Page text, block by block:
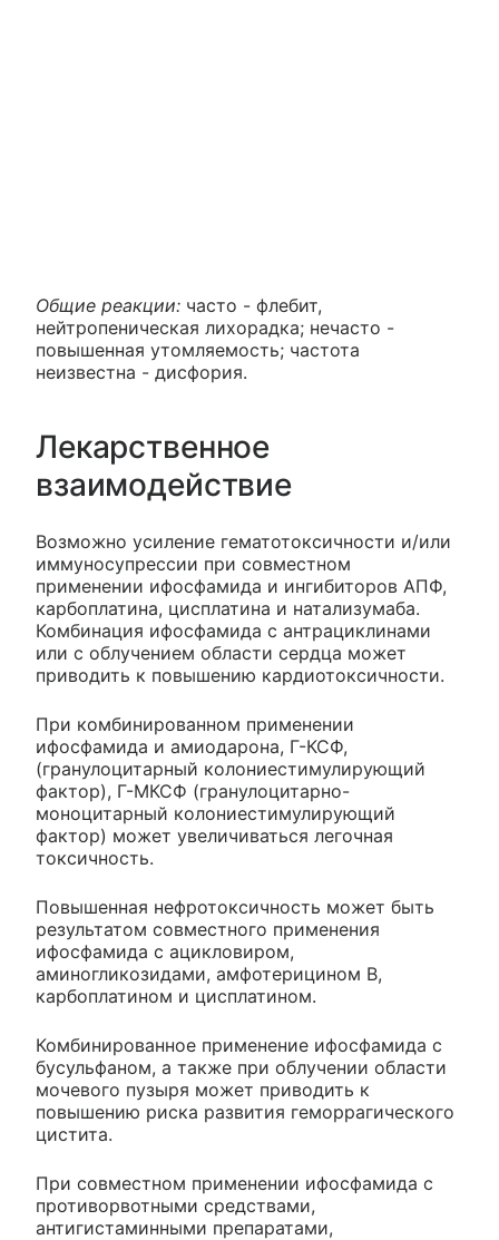
Общие реакции: часто - флебит,
нейтропеническая лихорадка; нечасто -
повышенная утомляемость; частота
неизвестна - дисфория.
Лекарственное
взаимодействие
Возможно усиление гематотоксичности и/или
иммуносупрессии при совместном
применении ифосфамида и ингибиторов АПФ,
карбоплатина, цисплатина и натализумаба.
Комбинация ифосфамида с антрациклинами
или с облучением области сердца может
приводить к повышению кардиотоксичности.
При комбинированном применении
ифосфамида и амиодарона, Г-КСФ,
(гранулоцитарный колониестимулирующий
фактор), Г-МКСФ (гранулоцитарно-
моноцитарный колониестимулирующий
фактор) может увеличиваться легочная
токсичность.
Повышенная нефротоксичность может быть
результатом совместного применения
ифосфамида с ацикловиром,
аминогликозидами, амфотерицином В,
карбоплатином и цисплатином.
Комбинированное применение ифосфамида с
бусульфаном, а также при облучении области
мочевого пузыря может приводить к
повышению риска развития геморрагического
цистита.
При совместном применении ифосфамида с
противорвотными средствами,
антигистаминными препаратами,